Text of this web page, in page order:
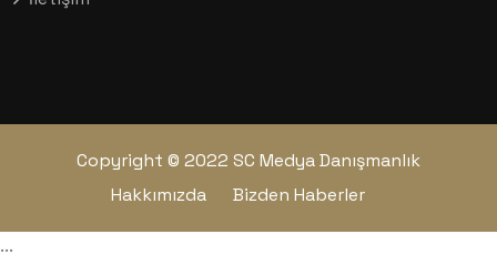
Copyright © 2022 SC Medya Danışmanlık
Hakkımızda
Bizden Haberler
...